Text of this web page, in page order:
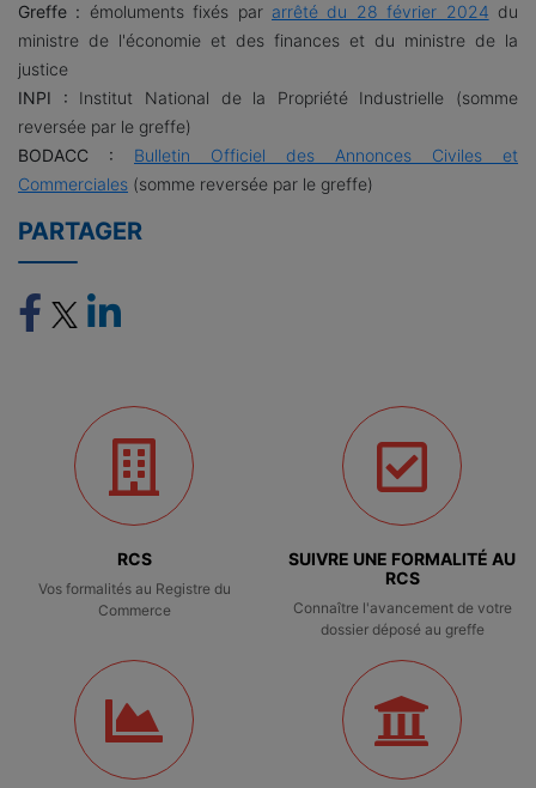
Greffe : émoluments fixés par arrêté du 28 février 2024 du
ministre de l'économie et des finances et du ministre de la
justice
INPI : Institut National de la Propriété Industrielle (somme
reversée par le greffe)
BODACC : Bulletin Officiel des Annonces Civiles et
Commerciales (somme reversée par le greffe)
PARTAGER
RCS
Vos formalités au Registre du
Commerce
SUIVRE UNE FORMALITÉ AU
RCS
Connaître l'avancement de votre
dossier déposé au greffe